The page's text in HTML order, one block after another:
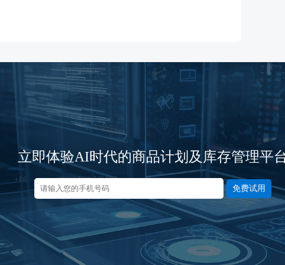
立即体验AI时代的商品计划及库存管理平
免费试用